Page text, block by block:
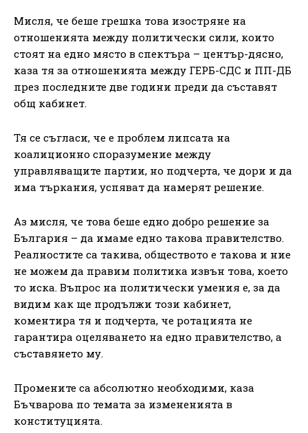
Мисля, че беше грешка това изостряне на
отношенията между политически сили, които
стоят на едно място в спектъра – център-дясно,
каза тя за отношенията между ГЕРБ-СДС и ПП-ДБ
през последните две години преди да съставят
общ кабинет.
Тя се съгласи, че е проблем липсата на
коалиционно споразумение между
управляващите партии, но подчерта, че дори и да
има търкания, успяват да намерят решение.
Аз мисля, че това беше едно добро решение за
България – да имаме едно такова правителство.
Реалностите са такива, обществото е такова и ние
не можем да правим политика извън това, което
то иска. Въпрос на политически умения е, за да
видим как ще продължи този кабинет,
коментира тя и подчерта, че ротацията не
гарантира оцеляването на едно правителство, а
съставянето му.
Промените са абсолютно необходими, каза
Бъчварова по темата за измененията в
конституцията.